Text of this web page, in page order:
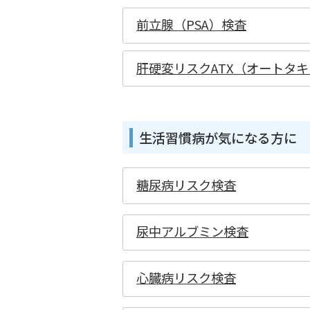
前立腺（PSA）検査
肝硬変リスクATX（オートタ
生活習慣病が気になる方に
糖尿病リスク検査
尿中アルブミン検査
心臓病リスク検査